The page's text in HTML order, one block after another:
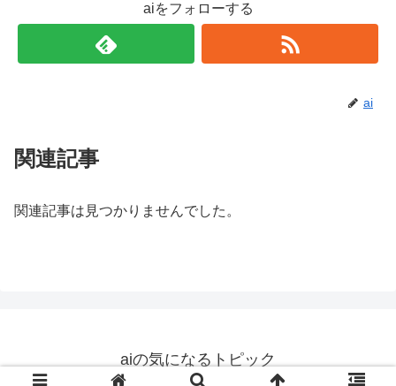
aiをフォローする
ai
関連記事
関連記事は見つかりませんでした。
aiの気になるトピック